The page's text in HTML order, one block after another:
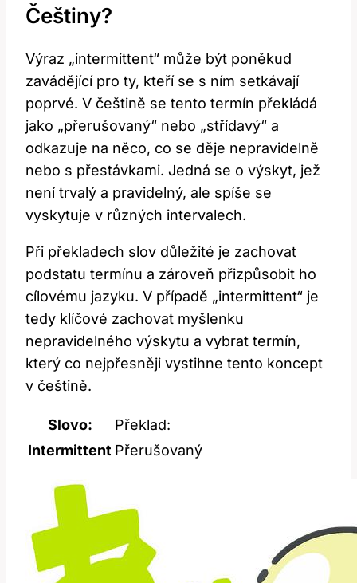
Češtiny?
Výraz „intermittent“ může být poněkud
zavádějící pro ty, kteří se s ním setkávají
poprvé. V češtině se tento termín překládá
jako „přerušovaný“ nebo „střídavý“ a
odkazuje na něco, co se děje nepravidelně
nebo s přestávkami. Jedná se o výskyt, jež
není trvalý a pravidelný, ale spíše se
vyskytuje v různých intervalech.
Při překladech slov důležité je zachovat
podstatu termínu a zároveň přizpůsobit ho
cílovému jazyku. V případě „intermittent“ je
tedy klíčové zachovat myšlenku
nepravidelného výskytu a vybrat termín,
který co nejpřesněji vystihne tento koncept
v češtině.
Slovo:
Překlad:
Intermittent Přerušovaný